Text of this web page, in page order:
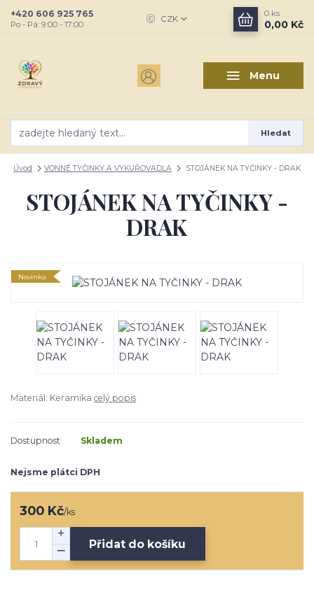
Menu
CZK
Hledat
+420 606 925 765
Po - Pá: 9:00 - 17:00
0 ks
0,00 Kč
Úvod VONNÉ TYČINKY A VYKUŘOVADLA STOJÁNEK NA TYČINKY - DRAK
STOJÁNEK NA TYČINKY -
DRAK
Novinka
Materiál: Keramika celý popis
Dostupnost Skladem
Nejsme plátci DPH
300 Kč/ks
Přidat do košíku